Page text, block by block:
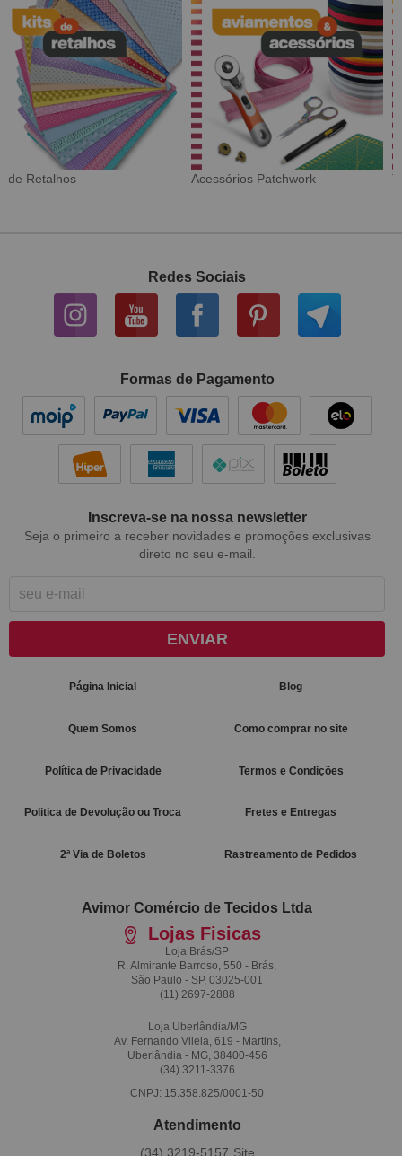
Tecido Digital Sarja Impermeável
Redes Sociais
Formas de Pagamento
Inscreva-se na nossa newsletter
Seja o primeiro a receber novidades e promoções exclusivas
direto no seu e-mail.
ENVIAR
Página Inicial Blog
Quem Somos Como comprar no site
Política de Privacidade Termos e Condições
Politica de Devolução ou Troca Fretes e Entregas
2ª Via de Boletos Rastreamento de Pedidos
Avimor Comércio de Tecidos Ltda
Lojas Fisicas
Loja Brás/SP
R. Almirante Barroso, 550 - Brás,
São Paulo - SP, 03025-001
(11) 2697-2888
Loja Uberlândia/MG
Av. Fernando Vilela, 619 - Martins,
Uberlândia - MG, 38400-456
(34) 3211-3376
CNPJ: 15.358.825/0001-50
Atendimento
(34) 3219-5157